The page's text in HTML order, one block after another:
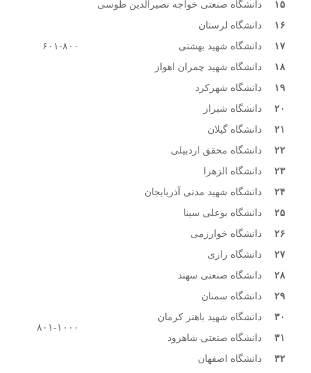
۶۰۱-۸۰۰
۱۵
دانشگاه صنعتی خواجه نصیرالدین طوسی
۱۶
دانشگاه لرستان
۱۷
دانشگاه شهید بهشتی
۱۸
دانشگاه شهید چمران اهواز
۱۹
دانشگاه شهرکرد
۲۰
دانشگاه شیراز
۲۱
دانشگاه گیلان
۲۲
دانشگاه محقق اردبیلی
۲۳
دانشگاه الزهرا
۸۰۱-۱۰۰۰
۲۴
دانشگاه شهید مدنی آذربایجان
۲۵
دانشگاه بوعلی سینا
۲۶
دانشگاه خوارزمی
۲۷
دانشگاه رازی
۲۸
دانشگاه صنعتی سهند
۲۹
دانشگاه سمنان
۳۰
دانشگاه شهید باهنر کرمان
۳۱
دانشگاه صنعتی شاهرود
۳۲
دانشگاه اصفهان